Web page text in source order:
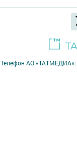
Телефон АО «ТАТМЕДИА»: